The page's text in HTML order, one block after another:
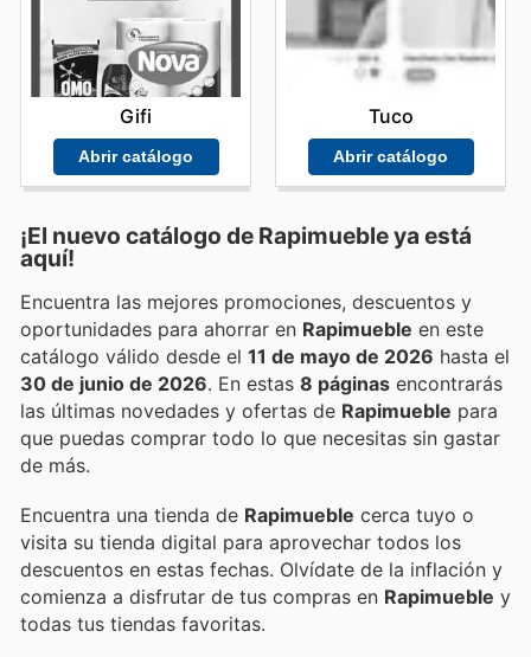
Gifi
Abrir catálogo
Tuco
Abrir catálogo
¡El nuevo catálogo de Rapimuebleya está
aquí!
Encuentra las mejores promociones, descuentos y
oportunidades para ahorrar en Rapimueble en este
catálogo válido desde el 11 de mayo de 2026 hasta el
30 de junio de 2026 . En estas 8 páginas encontrarás
las últimas novedades y ofertas de Rapimueble para
que puedas comprar todo lo que necesitas sin gastar
de más.
Encuentra una tienda de Rapimueble cerca tuyo o
visita su tienda digital para aprovechar todos los
descuentos en estas fechas. Olvídate de la inflación y
comienza a disfrutar de tus compras en Rapimueble y
todas tus tiendas favoritas.